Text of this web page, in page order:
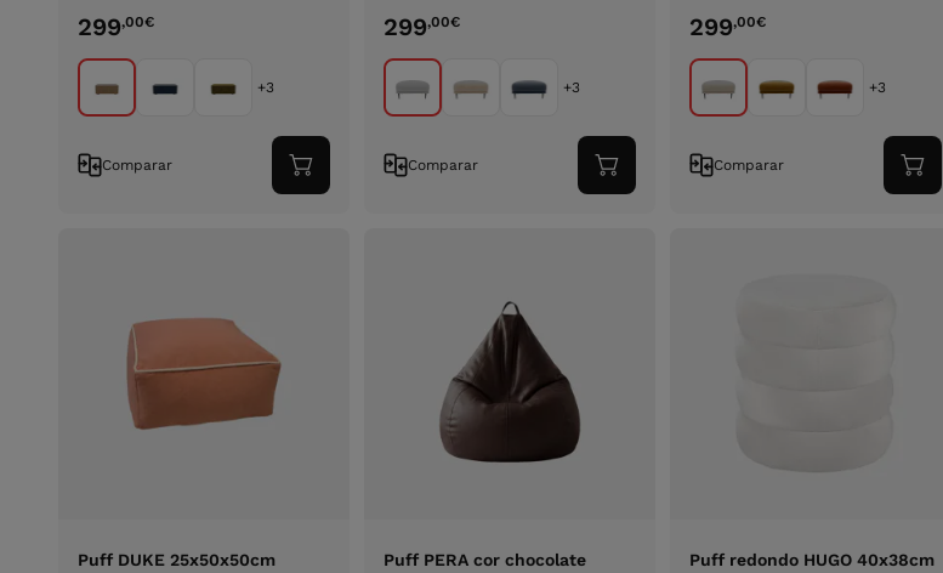
299,00€
+3
Comparar
Adicionar
ao
299,00€
+3
Comparar
Adicionar
ao
299,00€
+3
Comparar
ao
Puff DUKE 25x50x50cm
Puff PERA cor chocolate
Puff redondo HUGO 40x38cm